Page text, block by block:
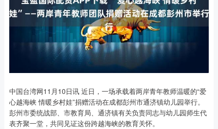
中国台湾网11月10日讯 近日，一场承载着两岸青年教师温暖的“爱
心越海峡 情暖乡村娃”捐赠活动在成都彭州市通济镇幼儿园举行。
彭州市委统战部、市教育局、通济镇有关负责同志与幼儿园师生代
表齐聚一堂，共同见证这份跨越海峡的教育关怀。